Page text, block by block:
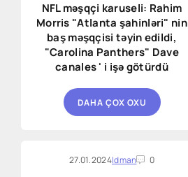
NFL məşqçi karuseli: Rahim
Morris "Atlanta şahinləri" nin
baş məşqçisi təyin edildi,
"Carolina Panthers" Dave
canales ' i işə götürdü
DAHA ÇOX OXU
27.01.2024Idman 0